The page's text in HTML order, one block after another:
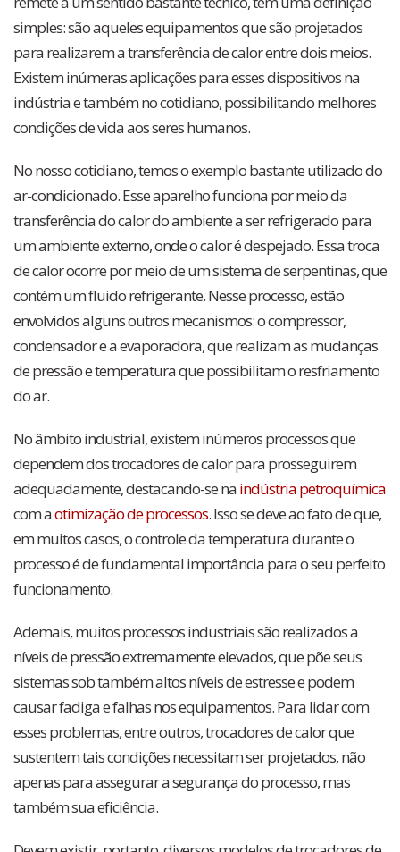
simples: são aqueles equipamentos que são projetados
para realizarem a transferência de calor entre dois meios.
Existem inúmeras aplicações para esses dispositivos na
indústria e também no cotidiano, possibilitando melhores
condições de vida aos seres humanos.
No nosso cotidiano, temos o exemplo bastante utilizado do
ar-condicionado. Esse aparelho funciona por meio da
transferência do calor do ambiente a ser refrigerado para
um ambiente externo, onde o calor é despejado. Essa troca
de calor ocorre por meio de um sistema de serpentinas, que
contém um fluido refrigerante. Nesse processo, estão
envolvidos alguns outros mecanismos: o compressor,
condensador e a evaporadora, que realizam as mudanças
de pressão e temperatura que possibilitam o resfriamento
do ar.
No âmbito industrial, existem inúmeros processos que
dependem dos trocadores de calor para prosseguirem
adequadamente, destacando-se na indústria petroquímica
com aotimização de processos. Isso se deve ao fato de que,
em muitos casos, o controle da temperatura durante o
processo é de fundamental importância para o seu perfeito
funcionamento.
Ademais, muitos processos industriais são realizados a
níveis de pressão extremamente elevados, que põe seus
sistemas sob também altos níveis de estresse e podem
causar fadiga e falhas nos equipamentos. Para lidar com
esses problemas, entre outros, trocadores de calor que
sustentem tais condições necessitam ser projetados, não
apenas para assegurar a segurança do processo, mas
também sua eficiência.